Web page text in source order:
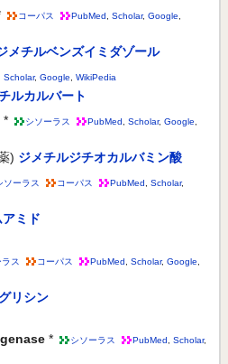
コーパス PubMed Scholar, Google
メチルベンズイミダゾール
Scholar, Google WikiPedia
ルカルバート
* シソーラス PubMed Scholar, Google
) ジメチルジチオカルバミン酸
ソーラス コーパス PubMed Scholar,
ミド
ス コーパス PubMed Scholar, Google
リシン
* シソーラス PubMed Scholar,